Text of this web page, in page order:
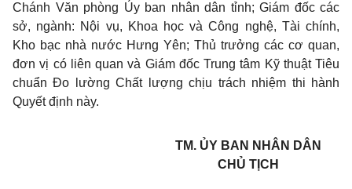
Chánh Văn phòng Ủy ban nhân dân tỉnh; Giám đốc các
sở, ngành: Nội vụ, Khoa học và Công nghệ, Tài chính,
Kho bạc nhà nước Hưng Yên; Thủ trưởng các cơ quan,
đơn vị có liên quan và Giám đốc Trung tâm Kỹ thuật Tiêu
chuẩn Đo lường Chất lượng chịu trách nhiệm thi hành
Quyết định này.
TM. ỦY BAN NHÂN DÂN
CHỦ TỊCH